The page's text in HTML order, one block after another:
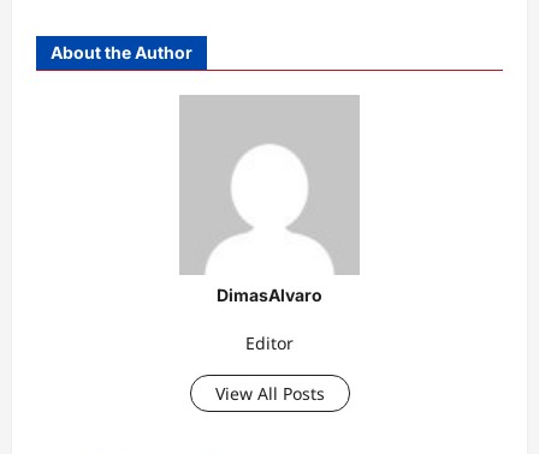
About the Author
DimasAlvaro
Editor
View All Posts